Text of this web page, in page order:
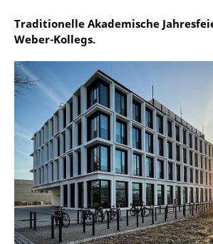
Traditionelle Akademische
Weber-Kollegs.